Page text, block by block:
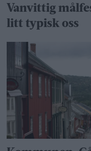
Vanvittig
litt typisk oss